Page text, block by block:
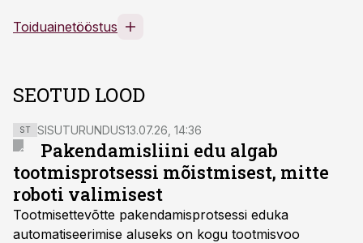
Toiduainetööstus
SEOTUD LOOD
ST SISUTURUNDUS13.07.26, 14:36
Pakendamisliini edu algab
tootmisprotsessi mõistmisest, mitte
roboti valimisest
Tootmisettevõtte pakendamisprotsessi eduka
automatiseerimise aluseks on kogu tootmisvoo